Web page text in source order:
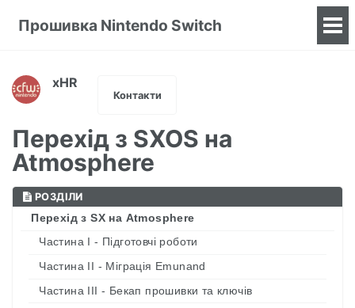
Прошивка Nintendo Switch
xHR
Контакти
Перехід з SXOS на
Atmosphere
РОЗДІЛИ
Перехід з SX на Atmosphere
Частина I - Підготовчі роботи
Частина II - Міграція Emunand
Частина III - Бекап прошивки та ключів